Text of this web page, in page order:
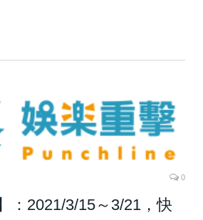
0
：2021/3/15～3/21，快